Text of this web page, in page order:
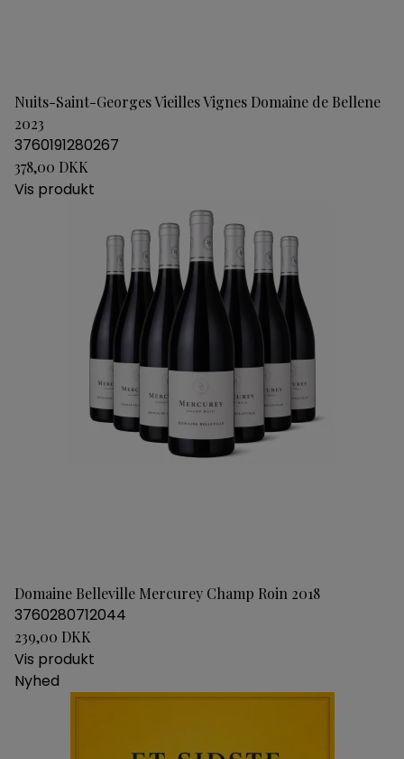
Nuits-Saint-Georges Vieilles Vignes Domaine de Bellene
2023
3760191280267
378,00 DKK
Vis produkt
Domaine Belleville Mercurey Champ Roin 2018
3760280712044
239,00 DKK
Vis produkt
Nyhed